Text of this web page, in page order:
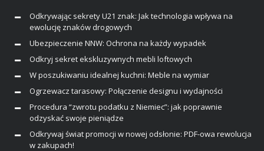
Odkrywając sekrety U21 znak: Jak technologia wpływa na
ewolucję znaków drogowych
Ubezpieczenie NNW: Ochrona na każdy wypadek
Odkryj sekret ekskluzywnych mebli loftowych
W poszukiwaniu idealnej kuchni: Meble na wymiar
Ogrzewacz tarasowy: Połączenie designu i wydajności
Procedura “zwrotu podatku z Niemiec”: jak poprawnie
odzyskać swoje pieniądze
Odkrywaj świat promocji w nowej odsłonie: PDF-owa rewolucja
w zakupach!